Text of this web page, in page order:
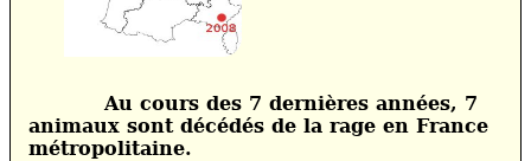
Au cours des 7 dernières années, 7
animaux sont décédés de la rage en France
métropolitaine.